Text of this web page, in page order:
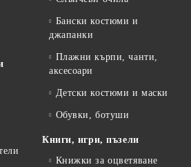
Бански костюми и
джапанки
Плажни кърпи, чанти,
аксесоари
Детски костюми и маски
Обувки, ботуши
Книги, игри, пъзели
Книжки за оцветяване